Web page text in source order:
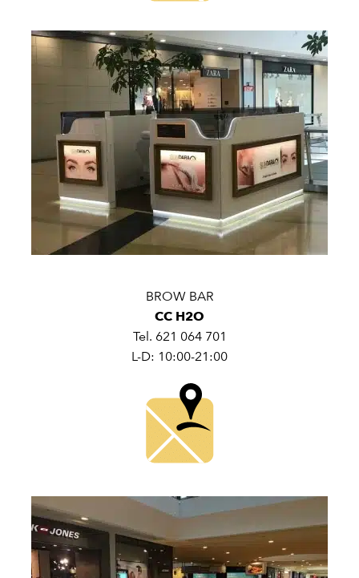
BROW BAR
CC H2O
Tel. 621 064 701
L-D: 10:00-21:00